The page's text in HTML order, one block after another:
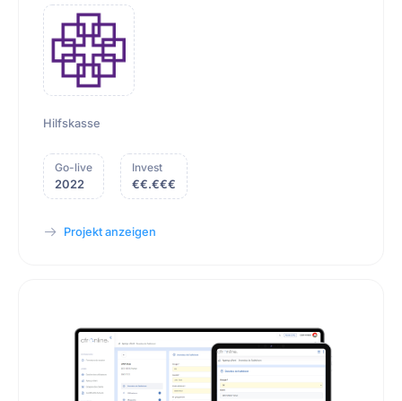
Hilfskasse
Go-live
2022
Invest
€€.€€€
Projekt anzeigen